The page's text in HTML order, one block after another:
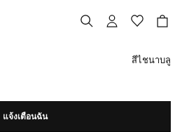
สีไชนาบลู
แจ้งเตือนฉัน